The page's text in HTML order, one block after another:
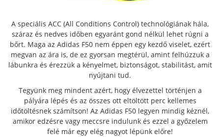
A speciális ACC (All Conditions Control) technológiának hála,
száraz és nedves időben egyaránt gond nélkül lehet rúgni a
bőrt. Maga az Adidas F50 nem éppen egy kezdő viselet, ezért
megvan az ára is, de ez gyorsan megtérül, amint felhúzzuk a
lábunkra és érezzük a kényelmet, biztonságot, stabilitást, amit
nyújtani tud.
Tegyünk meg mindent azért, hogy élvezettel történjen a
pályára lépés és az összes ott eltöltött perc kellemes
időtöltésnek számítson! Az Adidas F50 legyen mindig kéznél,
amikor edzésre vagy meccsre indulunk és ezzel a győzelem
felé már egy elég nagyot lépünk előre!